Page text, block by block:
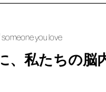
someone you love
、私たちの脳